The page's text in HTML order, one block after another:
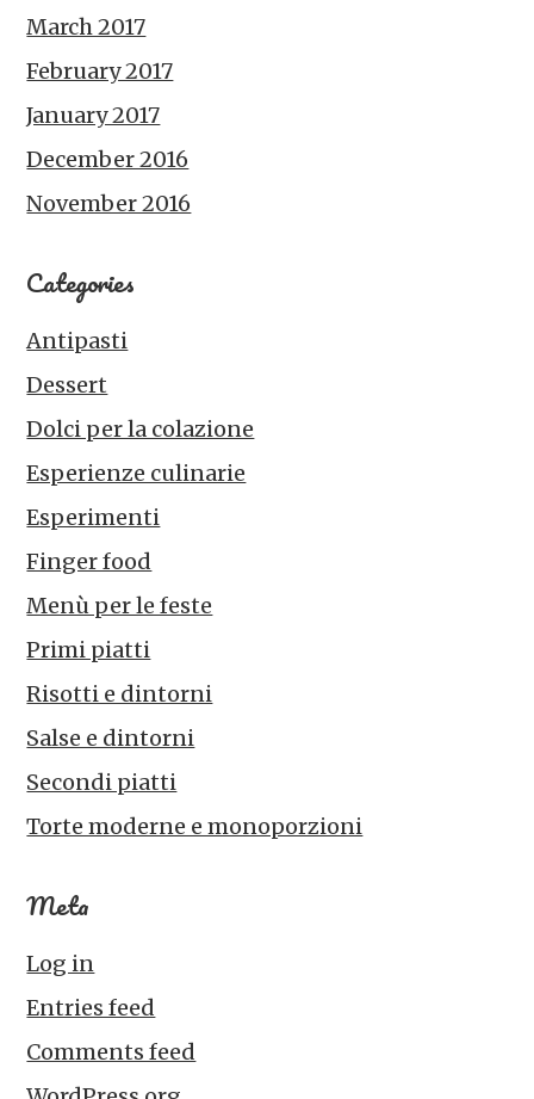
March 2017
February 2017
January 2017
December 2016
November 2016
Categories
Antipasti
Dessert
Dolci per la colazione
Esperienze culinarie
Esperimenti
Finger food
Menù per le feste
Primi piatti
Risotti e dintorni
Salse e dintorni
Secondi piatti
Torte moderne e monoporzioni
Meta
Log in
Entries feed
Comments feed